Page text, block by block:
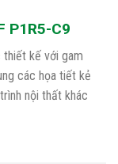
P1R5-C9
kế với gam
các họa tiết kẻ
nội thất khác